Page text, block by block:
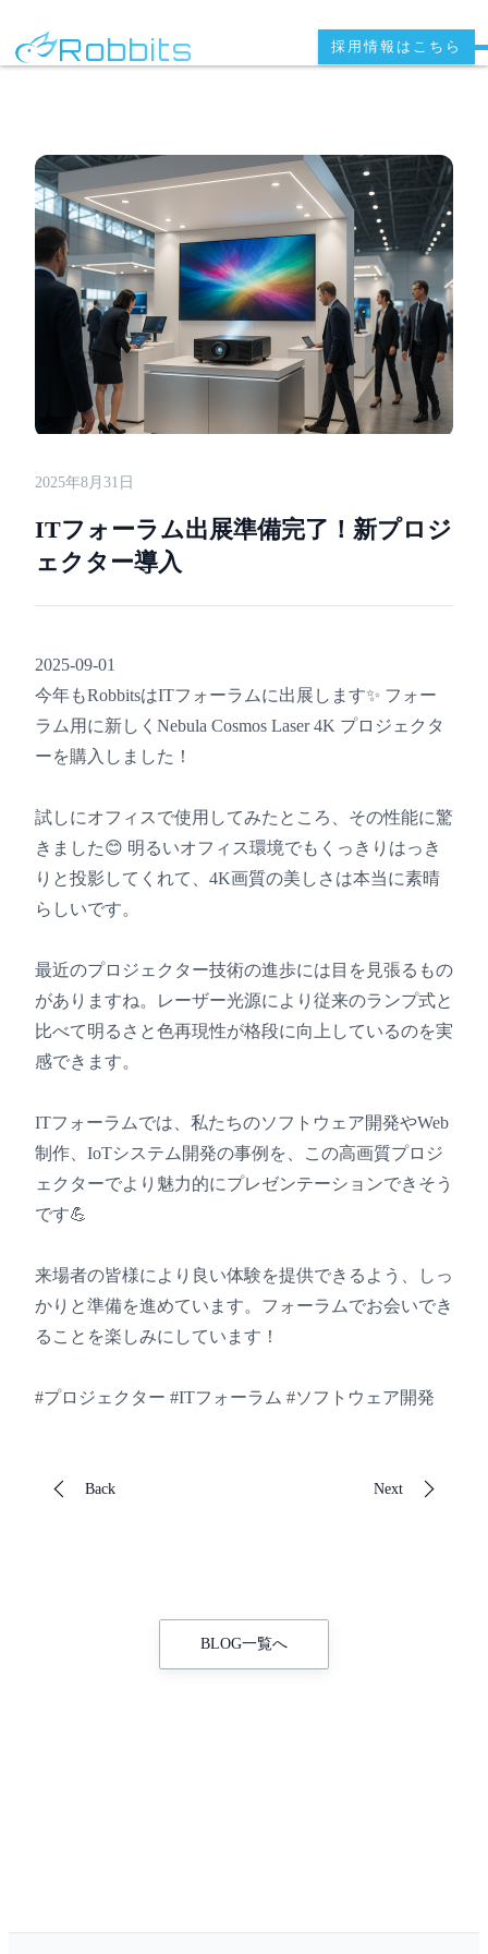
Robbits 採用情報はこちら
2025年8月31日
ITフォーラム出展準備完了！新プロジ
ェクター導入
2025-09-01
今年もRobbitsはITフォーラムに出展します✨ フォー
ラム用に新しくNebula Cosmos Laser 4K プロジェクタ
ーを購入しました！
試しにオフィスで使用してみたところ、その性能に驚
きました😊 明るいオフィス環境でもくっきりはっき
りと投影してくれて、4K画質の美しさは本当に素晴
らしいです。
最近のプロジェクター技術の進歩には目を見張るもの
がありますね。レーザー光源により従来のランプ式と
比べて明るさと色再現性が格段に向上しているのを実
感できます。
ITフォーラムでは、私たちのソフトウェア開発やWeb
制作、IoTシステム開発の事例を、この高画質プロジ
ェクターでより魅力的にプレゼンテーションできそう
です💪
来場者の皆様により良い体験を提供できるよう、しっ
かりと準備を進めています。フォーラムでお会いでき
ることを楽しみにしています！
#プロジェクター #ITフォーラム #ソフトウェア開発
Back Next
BLOG一覧へ